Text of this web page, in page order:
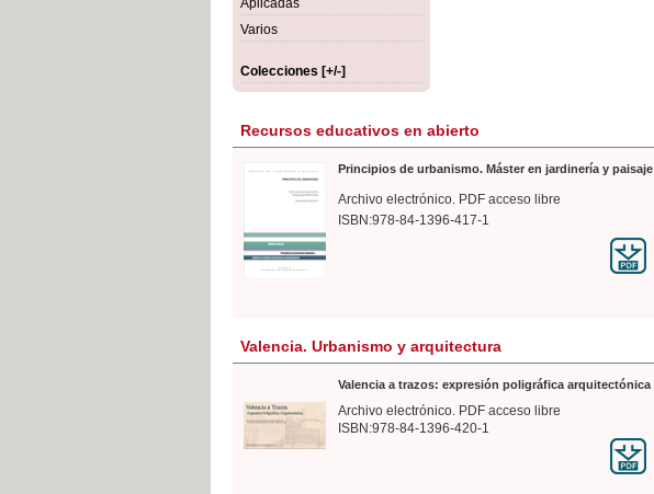
Aplicadas
Varios
Colecciones [+/-]
Recursos educativos en abierto
Principios de urbanismo. Máster en jardinería y paisaje
Archivo electrónico. PDF acceso libre
ISBN:978-84-1396-417-1
Valencia. Urbanismo y arquitectura
Valencia a trazos: expresión poligráfica arquitectónica
Archivo electrónico. PDF acceso libre
ISBN:978-84-1396-420-1